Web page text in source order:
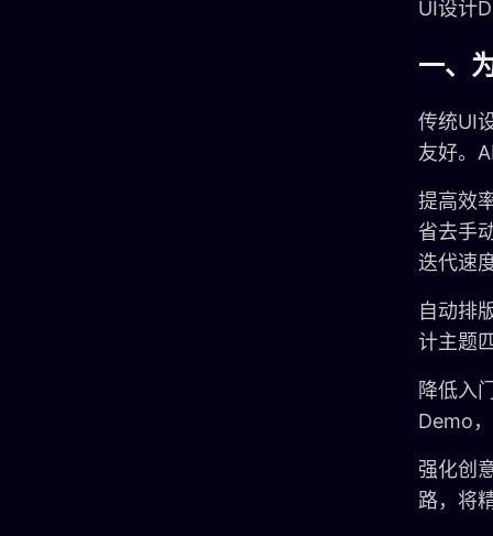
UI设计
一、
传统UI
友好。
提高效
省去手
迭代速
自动排
计主题
降低入
Demo
强化创
路，将